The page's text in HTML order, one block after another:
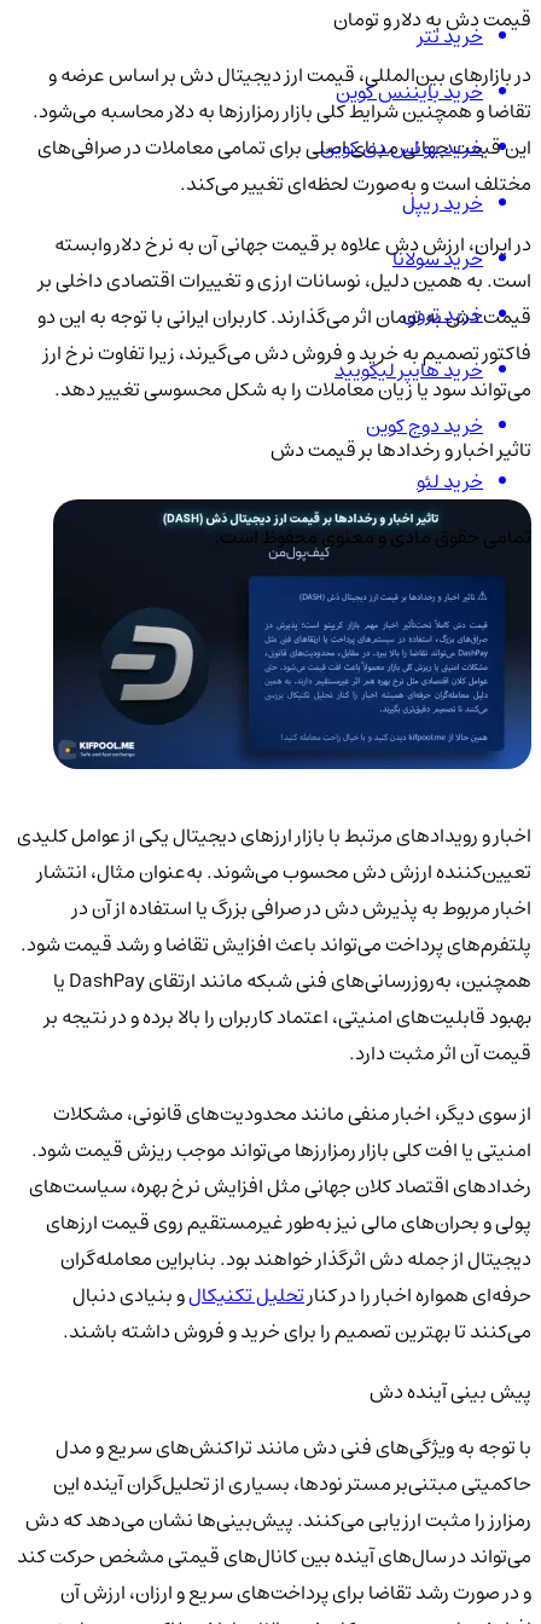
قیمت دش به دلار و تومان
در بازارهای بین‌المللی، قیمت ارز دیجیتال دش بر اساس عرضه و
تقاضا و همچنین شرایط کلی بازار رمزارزها به دلار محاسبه می‌شود.
این قیمت جهانی مبنای اصلی برای تمامی معاملات در صرافی‌های
مختلف است و به‌صورت لحظه‌ای تغییر می‌کند.
در ایران، ارزش دش علاوه بر قیمت جهانی آن به نرخ دلار وابسته
است. به همین دلیل، نوسانات ارزی و تغییرات اقتصادی داخلی بر
قیمت دش به تومان اثر می‌گذارند. کاربران ایرانی با توجه به این دو
فاکتور تصمیم به خرید و فروش دش می‌گیرند، زیرا تفاوت نرخ ارز
می‌تواند سود یا زیان معاملات را به شکل محسوسی تغییر دهد.
تاثیر اخبار و رخدادها بر قیمت دش
اخبار و رویدادهای مرتبط با بازار ارزهای دیجیتال یکی از عوامل کلیدی
تعیین‌کننده ارزش دش محسوب می‌شوند. به‌عنوان مثال، انتشار
اخبار مربوط به پذیرش دش در صرافی بزرگ یا استفاده از آن در
پلتفرم‌های پرداخت می‌تواند باعث افزایش تقاضا و رشد قیمت شود.
همچنین، به‌روزرسانی‌های فنی شبکه مانند ارتقای DashPay یا
بهبود قابلیت‌های امنیتی، اعتماد کاربران را بالا برده و در نتیجه بر
قیمت آن اثر مثبت دارد.
از سوی دیگر، اخبار منفی مانند محدودیت‌های قانونی، مشکلات
امنیتی یا افت کلی بازار رمزارزها می‌تواند موجب ریزش قیمت شود.
رخدادهای اقتصاد کلان جهانی مثل افزایش نرخ بهره، سیاست‌های
پولی و بحران‌های مالی نیز به‌طور غیرمستقیم روی قیمت ارزهای
دیجیتال از جمله دش اثرگذار خواهند بود. بنابراین معامله‌گران
حرفه‌ای همواره اخبار را در کنارتحلیل تکنیکالو بنیادی دنبال
می‌کنند تا بهترین تصمیم را برای خرید و فروش داشته باشند.
پیش بینی آینده دش
با توجه به ویژگی‌های فنی دش مانند تراکنش‌های سریع و مدل
حاکمیتی مبتنی‌بر مستر نودها، بسیاری از تحلیل‌گران آینده این
رمزارز را مثبت ارزیابی می‌کنند. پیش‌بینی‌ها نشان می‌دهد که دش
می‌تواند در سال‌های آینده بین کانال‌های قیمتی مشخص حرکت کند
و در صورت رشد تقاضا برای پرداخت‌های سریع و ارزان، ارزش آن
خرید تتر
خرید بایننس کوین
خرید یو اس دی کوین
خرید ریپل
خرید سولانا
خرید ترون
خرید هایپر لیکویید
خرید دوج کوین
خرید لئو
تمامی حقوق مادی و معنوی محفوظ است.